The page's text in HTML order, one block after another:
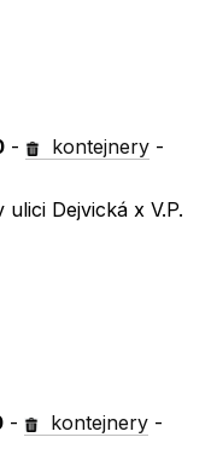
- kontejnery -
Dejvická x V.P.
- kontejnery -